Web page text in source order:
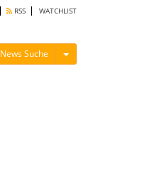
RSS WATCHLIST
News Suche Menü ein-/ausblenden